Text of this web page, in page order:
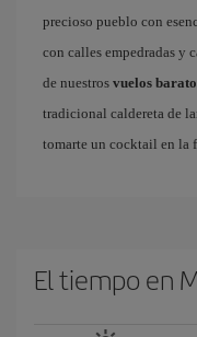
precioso pueblo con
con calles empedradas y
de nuestros vuelos
tradicional caldereta de
tomarte un cocktail en la
El tiempo en